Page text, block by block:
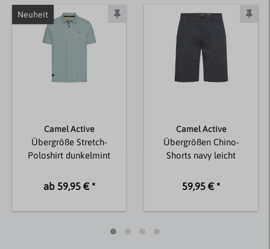
Neuheit
Camel Active
Übergröße Stretch-
Poloshirt dunkelmint
ab 59,95 € *
Camel Active
Übergrößen Chino-
Shorts navy leicht
59,95 € *